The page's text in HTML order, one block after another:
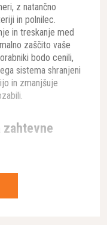
z natančno
in polnilec.
in treskanje med
zaščito vaše
bodo cenili,
sistema shranjeni
in zmanjšuje
in vzdržljivost
konstrukcijo
ki svoje orodje